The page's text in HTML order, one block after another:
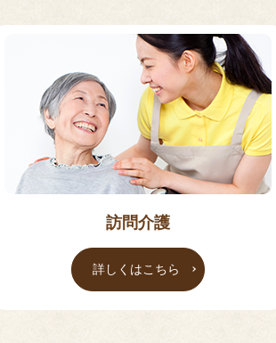
訪問介護
詳しくはこちら